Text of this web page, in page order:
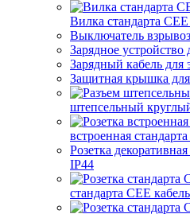
Вилка стандарта
Выключатель
Зарядное устройство
Зарядный кабель для
Защитная крышка
штепсельный
встроенная
Розетка
IP44
стандарта СЕЕ